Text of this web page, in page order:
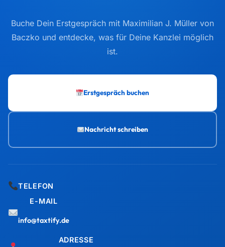
Buche Dein Erstgespräch mit Maximilian J. Müller von
Baczko und entdecke, was für Deine Kanzlei möglich
ist.
Erstgespräch buchen
Nachricht schreiben
TELEFON
E-MAIL
info@taxtify.de
ADRESSE